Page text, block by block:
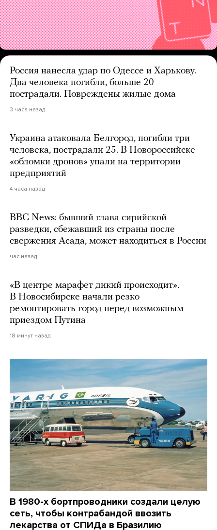
Россия нанесла удар по Одессе и Харькову.
Два человека погибли, больше 20
пострадали. Повреждены жилые дома
3 часа назад
Украина атаковала Белгород, погибли три
человека, пострадали 25. В Новороссийске
«обломки дронов» упали на территории
предприятий
4 часа назад
BBC News: бывший глава сирийской
разведки, сбежавший из страны после
свержения Асада, может находиться в России
час назад
«В центре марафет дикий происходит».
В Новосибирске начали резко
ремонтировать город перед возможным
приездом Путина
18 минут назад
В 1980-х бортпроводники создали целую
сеть, чтобы контрабандой ввозить
лекарства от СПИДа в Бразилию